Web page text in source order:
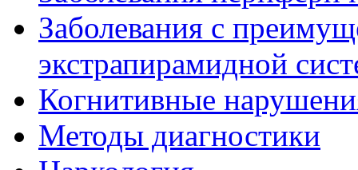
Заболевания с
экстрапирамидной
Когнитивные
Методы диагностики